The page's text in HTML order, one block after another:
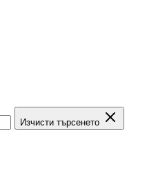
Изчисти търсенето